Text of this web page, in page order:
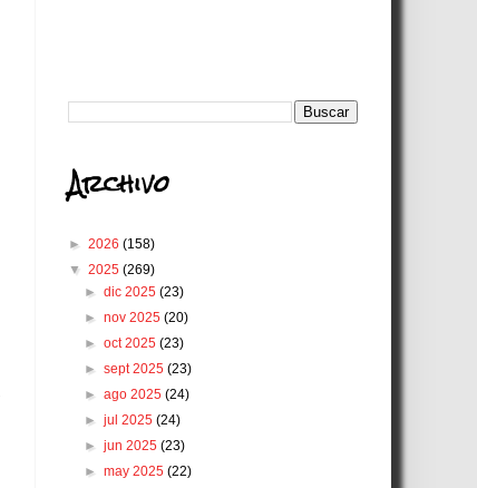
Archivo
► 2026 (158)
▼ 2025 (269)
►dic 2025(23)
►nov 2025(20)
►oct 2025(23)
►sept 2025(23)
►ago 2025(24)
►jul 2025(24)
►jun 2025(23)
►may 2025(22)